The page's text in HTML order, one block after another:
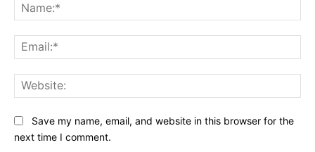
Save my name, email, and website in this browser for the
next time I comment.